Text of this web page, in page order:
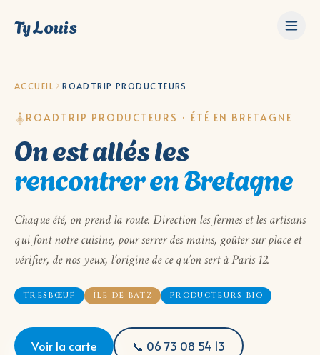
Ty Louis
ACCUEIL ROADTRIP PRODUCTEURS
ROADTRIP PRODUCTEURS · ÉTÉ EN BRETAGNE
On est allés les
rencontrer en Bretagne
Chaque été, on prend la route. Direction les fermes et les artisans
qui font notre cuisine, pour serrer des mains, goûter sur place et
vérifier, de nos yeux, l’origine de ce qu’on sert à Paris 12.
TRESBŒUF ÎLE DE BATZ PRODUCTEURS BIO
Voir la carte 📞 06 73 08 54 13